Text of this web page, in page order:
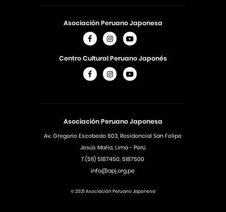
Asociación Peruano Japonesa
Av. Gregorio Escobedo 803, Residencial San Felipe
Jesús Maria, Lima - Perú
T.(511) 5187450, 5187500
info@apj.org.pe
Asociación Peruano Japonesa
Centro Cultural Peruano Japonés
© 2021 Asociación Peruano Japonesa